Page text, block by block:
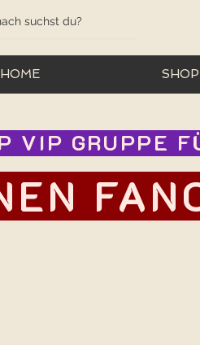
HOME SHOP
VIP